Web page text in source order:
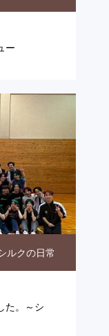
ー
ルクの日常
た。～シ